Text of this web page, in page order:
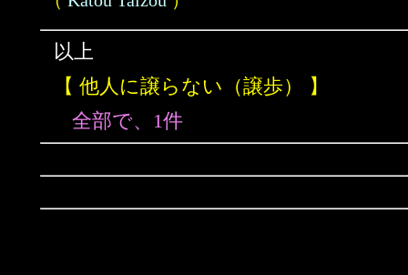
以上
【 他人に譲らない（譲歩） 】
全部で、1件